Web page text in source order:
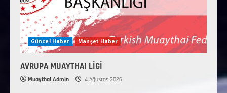
Güncel Haber Manşet Haber
AVRUPA MUAYTHAI LİGİ
Muaythai Admin 4 Ağustos 2026